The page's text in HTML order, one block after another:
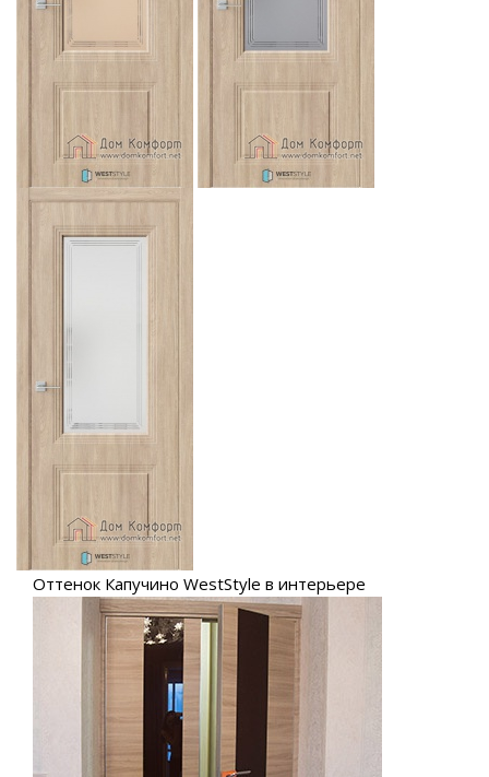
Оттенок Капучино WestStyle в интерьере